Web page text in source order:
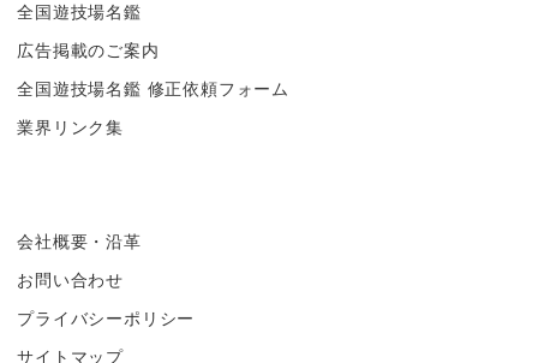
全国遊技場名鑑
広告掲載のご案内
全国遊技場名鑑 修正依頼フォーム
業界リンク集
会社概要・沿革
お問い合わせ
プライバシーポリシー
サイトマップ